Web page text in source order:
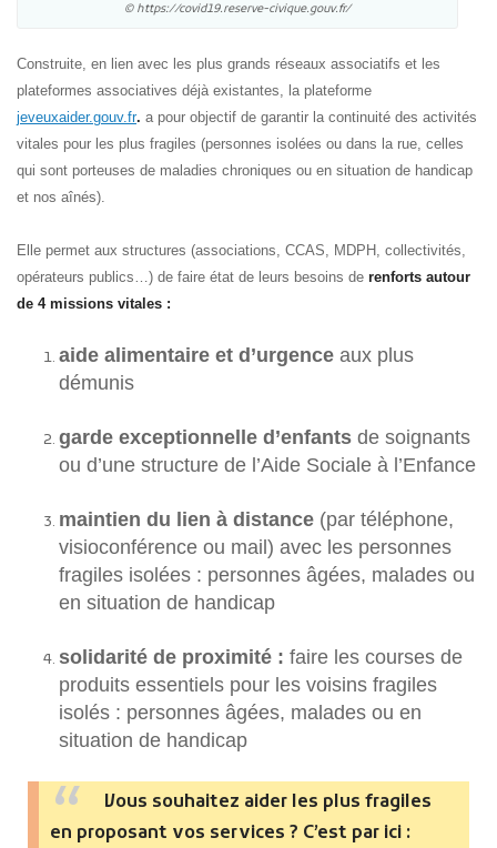
© https://covid19.reserve-civique.gouv.fr/
Construite, en lien avec les plus grands réseaux associatifs et les
plateformes associatives déjà existantes, la plateforme
jeveuxaider.gouv.fr. a pour objectif de garantir la continuité des activités
vitales pour les plus fragiles (personnes isolées ou dans la rue, celles
qui sont porteuses de maladies chroniques ou en situation de handicap
et nos aînés).
Elle permet aux structures (associations, CCAS, MDPH, collectivités,
opérateurs publics…) de faire état de leurs besoins de renforts autour
de 4 missions vitales :
aide alimentaire et d’urgence aux plus
démunis
garde exceptionnelle d’enfants de soignants
ou d’une structure de l’Aide Sociale à l’Enfance
maintien du lien à distance (par téléphone,
visioconférence ou mail) avec les personnes
fragiles isolées : personnes âgées, malades ou
en situation de handicap
solidarité de proximité : faire les courses de
produits essentiels pour les voisins fragiles
isolés : personnes âgées, malades ou en
situation de handicap
Vous souhaitez aider les plus fragiles
en proposant vos services ? C’est par ici :